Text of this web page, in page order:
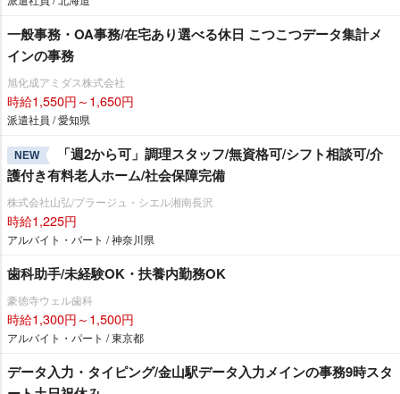
一般事務・OA事務/在宅あり選べる休日 こつこつデータ集計メ
インの事務
旭化成アミダス株式会社
時給1,550円～1,650円
派遣社員 / 愛知県
NEW
「週2から可」調理スタッフ/無資格可/シフト相談可/介
護付き有料老人ホーム/社会保障完備
株式会社山弘/プラージュ・シエル湘南長沢
時給1,225円
アルバイト・パート / 神奈川県
歯科助手/未経験OK・扶養内勤務OK
豪徳寺ウェル歯科
時給1,300円～1,500円
アルバイト・パート / 東京都
データ入力・タイピング/金山駅データ入力メインの事務9時スタ